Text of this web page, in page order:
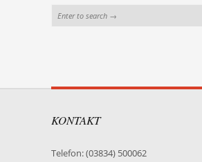
KONTAKT
Telefon: (03834) 500062